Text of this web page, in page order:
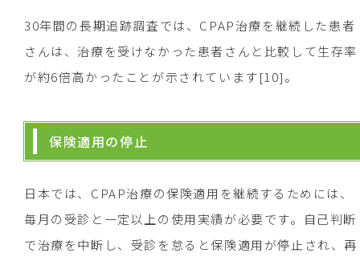
30年間の長期追跡調査では、CPAP治療を継続した患者
さんは、治療を受けなかった患者さんと比較して生存率
が約6倍高かったことが示されています[10]。
保険適用の停止
日本では、CPAP治療の保険適用を継続するためには、
毎月の受診と一定以上の使用実績が必要です。自己判断
で治療を中断し、受診を怠ると保険適用が停止され、再